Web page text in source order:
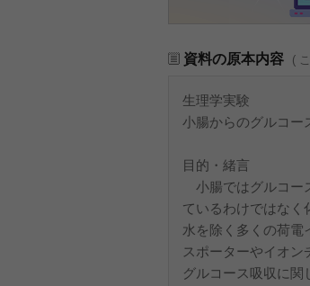
資料の原本内容 (
生理学実験
小腸からのグルコー
目的・緒言
小腸ではグルコー
ているわけではなく
水を除く多くの荷電
スポーターやイオン
グルコース吸収に関